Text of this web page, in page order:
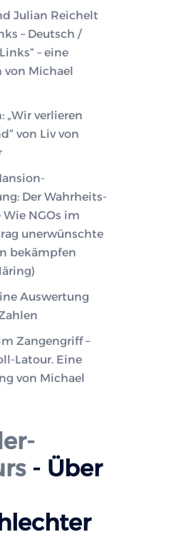
Julian Reichelt
– Deutsch /
– eine
von Michael
„Wir verlieren
von Liv von
Der Wahrheits-
Wie NGOs im
unerwünschte
bekämpfen
Auswertung
Zangengriff –
Latour. Eine
von Michael
- Über